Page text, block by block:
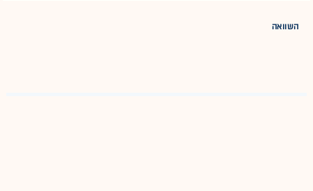
השוואה